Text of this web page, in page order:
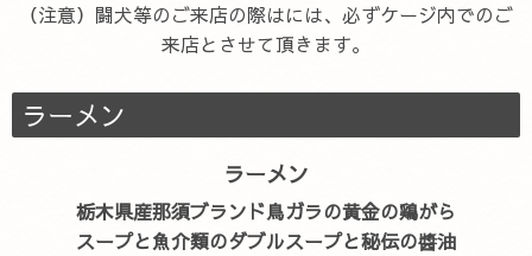
（注意）闘犬等のご来店の際はには、必ずケージ内でのご
来店とさせて頂きます。
ラーメン
ラーメン
栃木県産那須ブランド鳥ガラの黄金の鶏がら
スープと魚介類のダブルスープと秘伝の醬油